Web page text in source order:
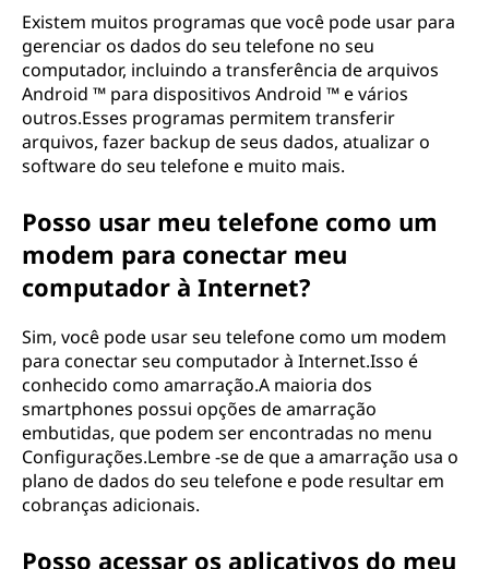
Existem muitos programas que você pode usar para
gerenciar os dados do seu telefone no seu
computador, incluindo a transferência de arquivos
Android ™ para dispositivos Android ™ e vários
outros.Esses programas permitem transferir
arquivos, fazer backup de seus dados, atualizar o
software do seu telefone e muito mais.
Posso usar meu telefone como um
modem para conectar meu
computador à Internet?
Sim, você pode usar seu telefone como um modem
para conectar seu computador à Internet.Isso é
conhecido como amarração.A maioria dos
smartphones possui opções de amarração
embutidas, que podem ser encontradas no menu
Configurações.Lembre -se de que a amarração usa o
plano de dados do seu telefone e pode resultar em
cobranças adicionais.
Posso acessar os aplicativos do meu